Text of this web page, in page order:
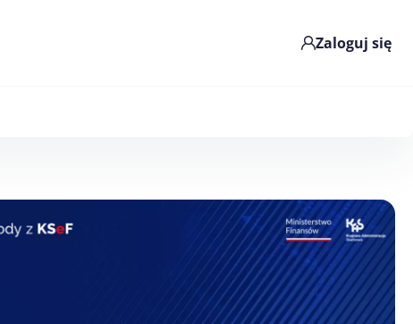
Zaloguj się